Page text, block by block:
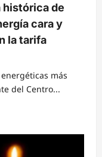
histórica de
cara y
la tarifa
más
del Centro...